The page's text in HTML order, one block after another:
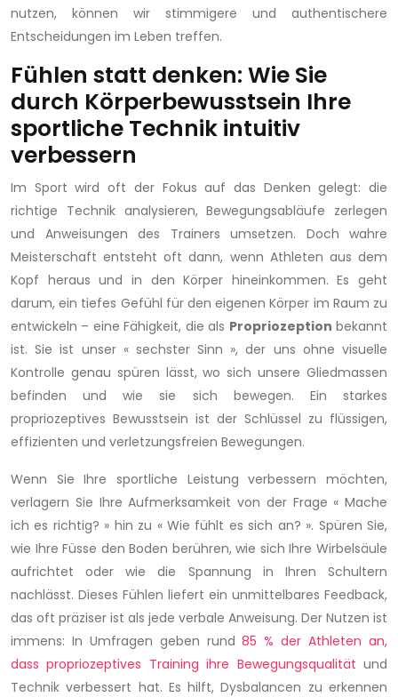
nutzen, können wir stimmigere und authentischere
Entscheidungen im Leben treffen.
Fühlen statt denken: Wie Sie
durch Körperbewusstsein Ihre
sportliche Technik intuitiv
verbessern
Im Sport wird oft der Fokus auf das Denken gelegt: die
richtige Technik analysieren, Bewegungsabläufe zerlegen
und Anweisungen des Trainers umsetzen. Doch wahre
Meisterschaft entsteht oft dann, wenn Athleten aus dem
Kopf heraus und in den Körper hineinkommen. Es geht
darum, ein tiefes Gefühl für den eigenen Körper im Raum zu
entwickeln – eine Fähigkeit, die als Propriozeption bekannt
ist. Sie ist unser « sechster Sinn », der uns ohne visuelle
Kontrolle genau spüren lässt, wo sich unsere Gliedmassen
befinden und wie sie sich bewegen. Ein starkes
propriozeptives Bewusstsein ist der Schlüssel zu flüssigen,
effizienten und verletzungsfreien Bewegungen.
Wenn Sie Ihre sportliche Leistung verbessern möchten,
verlagern Sie Ihre Aufmerksamkeit von der Frage « Mache
ich es richtig? » hin zu « Wie fühlt es sich an? ». Spüren Sie,
wie Ihre Füsse den Boden berühren, wie sich Ihre Wirbelsäule
aufrichtet oder wie die Spannung in Ihren Schultern
nachlässt. Dieses Fühlen liefert ein unmittelbares Feedback,
das oft präziser ist als jede verbale Anweisung. Der Nutzen ist
immens: In Umfragen geben rund85 % der Athleten an,
dass propriozeptives Training ihre Bewegungsqualität und
Technik verbessert hat. Es hilft, Dysbalancen zu erkennen